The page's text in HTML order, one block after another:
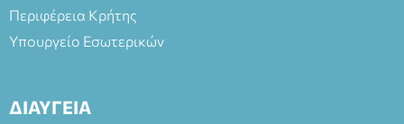
Περιφέρεια Κρήτης
Υπουργείο Εσωτερικών
ΔΙΑΥΓΕΙΑ